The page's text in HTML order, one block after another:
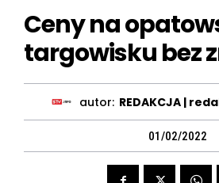
Ceny na
targowisku bez
autor: REDAKCJA |
01/02/2022